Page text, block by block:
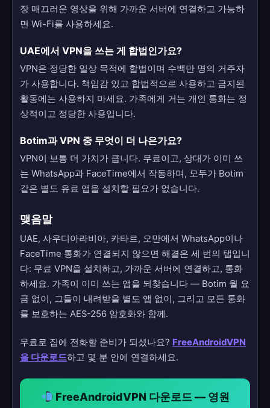
장 매끄러운 영상을 위해 가까운 서버에 연결하고 가능하
면 Wi-Fi를 사용하세요.
UAE에서 VPN을 쓰는 게 합법인가요?
VPN은 정당한 일상 목적에 합법이며 수백만 명의 거주자
가 사용합니다. 책임감 있고 합법적으로 사용하고 금지된
활동에는 사용하지 마세요. 가족에게 거는 개인 통화는 정
상적이고 정당한 사용입니다.
Botim과 VPN 중 무엇이 더 나은가요?
VPN이 보통 더 가치가 큽니다. 무료이고, 상대가 이미 쓰
는 WhatsApp과 FaceTime에서 작동하며, 모두가 Botim
같은 별도 유료 앱을 설치할 필요가 없습니다.
맺음말
UAE, 사우디아라비아, 카타르, 오만에서 WhatsApp이나
FaceTime 통화가 연결되지 않으면 해결은 세 번의 탭입니
다: 무료 VPN을 설치하고, 가까운 서버에 연결하고, 통화
하세요. 가족이 이미 쓰는 앱을 되찾습니다 — Botim 월 요
금 없이, 그들이 내려받을 별도 앱 없이, 그리고 모든 통화
를 보호하는 AES-256 암호화와 함께.
무료로 집에 전화할 준비가 되셨나요? FreeAndroidVPN
을 다운로드하고 몇 분 안에 연결하세요.
FreeAndroidVPN 다운로드 — 영원